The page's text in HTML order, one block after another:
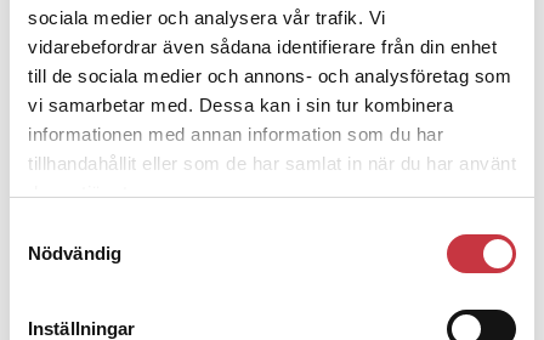
sociala medier och analysera vår trafik. Vi
vidarebefordrar även sådana identifierare från din enhet
till de sociala medier och annons- och analysföretag som
vi samarbetar med. Dessa kan i sin tur kombinera
informationen med annan information som du har
tillhandahållit eller som de har samlat in när du har använt
deras tjänster.
Nödvändig
Inställningar
Slutreplik:Det handlar om
kunskapsstyrning – inte om forskarnas
motiv
8 juli 2026
Debatt:Med för höga krav på evidens